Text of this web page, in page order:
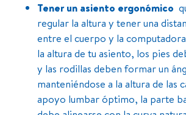
Tener un asiento ergonómico
regular la altura y tener una
entre el cuerpo y la
la altura de tu asiento, los pies
y las rodillas deben formar un
manteniéndose a la altura de las
apoyo lumbar óptimo, la parte